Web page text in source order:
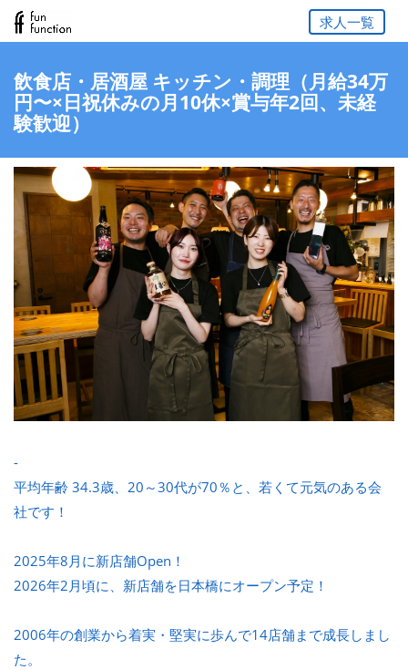
求人一覧
飲食店・居酒屋 キッチン・調理（月給34万
円〜×日祝休みの月10休×賞与年2回、未経
験歓迎）
-
平均年齢 34.3歳、20～30代が70％と、若くて元気のある会
社です！
2025年8月に新店舗Open！
2026年2月頃に、新店舗を日本橋にオープン予定！
2006年の創業から着実・堅実に歩んで14店舗まで成長しまし
た。